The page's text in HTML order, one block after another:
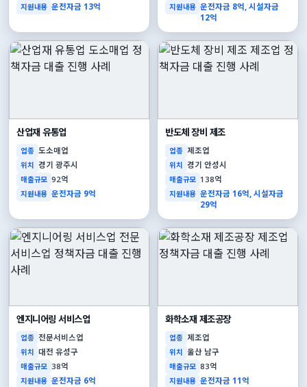
지원내용 운전자금 13억 지원내용 운전자금 8억, 시설자금
12억
산업재 유통업
업종 도소매업
위치 경기 광주시
매출규모 92억
지원내용 운전자금 9억
반도체 장비 제조
업종 제조업
위치 경기 안성시
매출규모 138억
지원내용 운전자금 16억, 시설자금
29억
엔지니어링 서비스업
업종 전문서비스업
위치 대전 유성구
매출규모 38억
지원내용 운전자금 6억
화학소재 제조공장
업종 제조업
위치 울산 남구
매출규모 83억
지원내용 운전자금 11억